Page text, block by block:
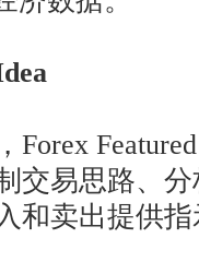
Featured
交易思路、
和卖出提供